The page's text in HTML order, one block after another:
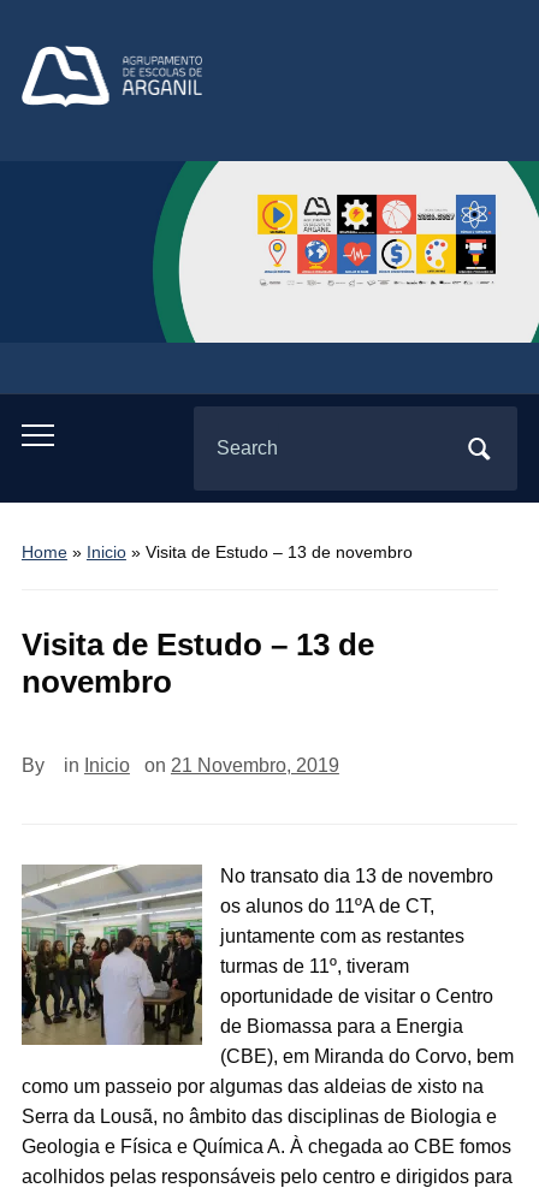
Toggle
menu
for:
Home» Inicio» Visita de Estudo – 13 de novembro
Visita de Estudo – 13 de
novembro
By in Inicio on 21 Novembro, 2019
No transato dia 13 de novembro
os alunos do 11ºA de CT,
juntamente com as restantes
turmas de 11º, tiveram
oportunidade de visitar o Centro
de Biomassa para a Energia
(CBE), em Miranda do Corvo, bem
como um passeio por algumas das aldeias de xisto na
Serra da Lousã, no âmbito das disciplinas de Biologia e
Geologia e Física e Química A. À chegada ao CBE fomos
acolhidos pelas responsáveis pelo centro e dirigidos para